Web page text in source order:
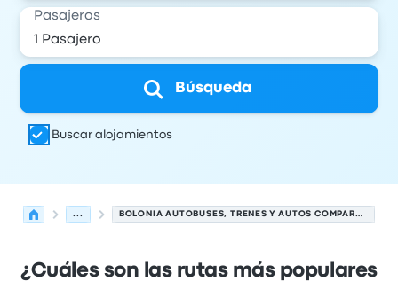
Pasajeros
Búsqueda
Buscar alojamientos
... BOLONIA AUTOBUSES, TRENES Y AUTOS COMPARTIDOS
¿Cuáles son las rutas más populares